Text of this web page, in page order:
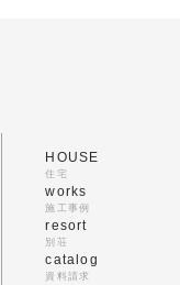
HOUSE
住宅
works
施工事例
resort
別荘
catalog
資料請求